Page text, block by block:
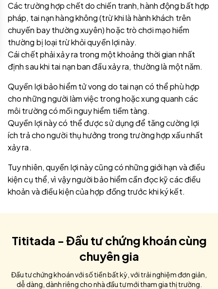
Các trường hợp chết do chiến tranh, hành động bất hợp
pháp, tai nạn hàng không (trừ khi là hành khách trên
chuyến bay thường xuyên) hoặc trò chơi mạo hiểm
thường bị loại trừ khỏi quyền lợi này.
Cái chết phải xảy ra trong một khoảng thời gian nhất
định sau khi tai nạn ban đầu xảy ra, thường là một năm.
Quyền lợi bảo hiểm tử vong do tai nạn có thể phù hợp
cho những người làm việc trong hoặc xung quanh các
môi trường có mối nguy hiểm tiềm tàng.
Quyền lợi này có thể được sử dụng để tăng cường lợi
ích trả cho người thụ hưởng trong trường hợp xấu nhất
xảy ra.
Tuy nhiên, quyền lợi này cũng có những giới hạn và điều
kiện cụ thể, vì vậy người bảo hiểm cần đọc kỹ các điều
khoản và điều kiện của hợp đồng trước khi ký kết.
Tititada - Đầu tư chứng khoán cùng
chuyên gia
Đầu tư chứng khoán với số tiền bất kỳ, với trải nghiệm đơn giản,
dễ dàng, dành riêng cho nhà đầu tư mới tham gia thị trường.